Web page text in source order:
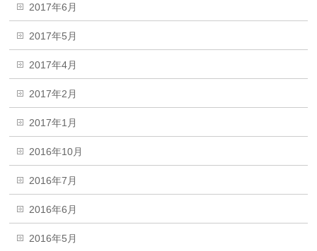
2017年6月
2017年5月
2017年4月
2017年2月
2017年1月
2016年10月
2016年7月
2016年6月
2016年5月